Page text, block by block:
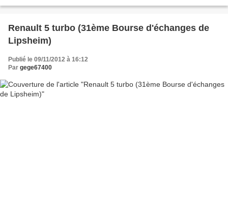
Renault 5 turbo (31ème Bourse d'échanges de
Lipsheim)
Publié le 09/11/2012 à 16:12
Par gege67400